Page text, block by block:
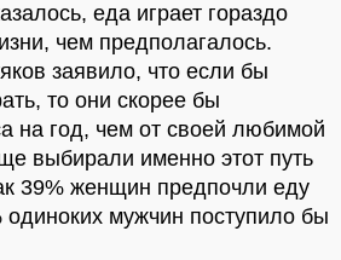
еда играет гораздо
чем предполагалось.
заявило, что если бы
то они скорее бы
на год, чем от своей любимой
выбирали именно этот путь
39% женщин предпочли еду
одиноких мужчин поступило бы